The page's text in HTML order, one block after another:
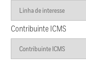
Contribuinte ICMS